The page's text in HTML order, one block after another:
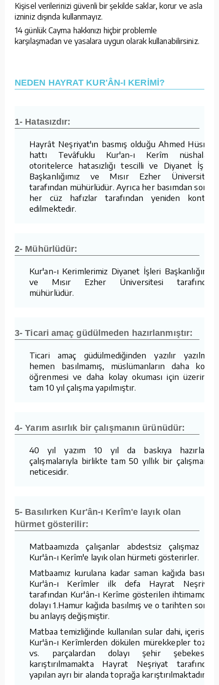
Kişisel verilerinizi güvenli bir şekilde saklar, korur ve asla
izniniz dışında kullanmayız.
14 günlük Cayma hakkınızı hiçbir problemle
karşılaşmadan ve yasalara uygun olarak kullanabilirsiniz.
NEDEN HAYRAT KUR'ÂN-I KERİMİ?
1- Hatasızdır:
Hayrât Neşriyat'ın basmış olduğu Ahmed Hüsrev
hattı Tevâfuklu Kur'an-ı Kerîm nüshaları,
otoritelerce hatasızlığı tescilli ve Diyanet İşleri
Başkanlığımız ve Mısır Ezher Üniversitesi
tarafından mühürlüdür. Ayrıca her basımdan sonra
her cüz hafızlar tarafından yeniden kontrol
edilmektedir.
2- Mühürlüdür:
Kur'an-ı Kerimlerimiz Diyanet İşleri Başkanlığımız
ve Mısır Ezher Üniversitesi tarafından
mühürlüdür.
3- Ticari amaç güdülmeden hazırlanmıştır:
Ticari amaç güdülmediğinden yazılır yazılmaz
hemen basılmamış, müslümanların daha kolay
öğrenmesi ve daha kolay okuması için üzerinde
tam 10 yıl çalışma yapılmıştır.
4- Yarım asırlık bir çalışmanın ürünüdür:
40 yıl yazım 10 yıl da baskıya hazırlama
çalışmalarıyla birlikte tam 50 yıllık bir çalışmanın
neticesidir.
5- Basılırken Kur'ân-ı Kerîm'e layık olan
hürmet gösterilir:
Matbaamızda çalışanlar abdestsiz çalışmaz ve
Kur'ân-ı Kerîm'e layık olan hürmeti gösterirler.
Matbaamız kurulana kadar saman kağıda basılan
Kur'ân-ı Kerîmler ilk defa Hayrat Neşriyat
tarafından Kur'ân-ı Kerîme gösterilen ihtimamdan
dolayı 1.Hamur kağıda basılmış ve o tarihten sonra
bu anlayış değişmiştir.
Matbaa temizliğinde kullanılan sular dahi, içerisine
Kur'ân-ı Kerîmlerden dökülen mürekkepler tozlar
vs. parçalardan dolayı şehir şebekesine
karıştırılmamakta Hayrat Neşriyat tarafından
yapılan ayrı bir alanda toprağa karıştırılmaktadır.